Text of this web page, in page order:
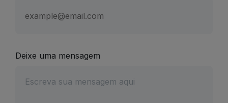
Deixe uma mensagem